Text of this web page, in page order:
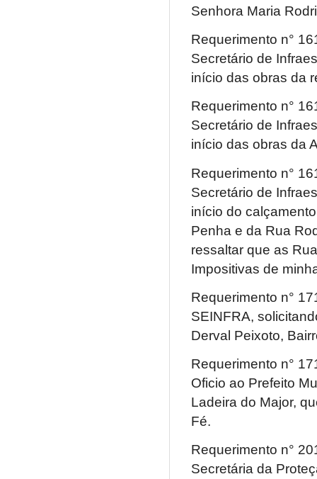
Senhora Maria
Requerimento n°
Secretário de
início das obras da
Requerimento n°
Secretário de
início das obras da
Requerimento n°
Secretário de
início do
Penha e da Rua
ressaltar que as
Impositivas de
Requerimento n°
SEINFRA,
Derval Peixoto,
Requerimento n°
Oficio ao Prefeito
Ladeira do Major,
Fé.
Requerimento n°
Secretária da